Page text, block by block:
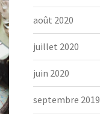
août 2020
juillet 2020
juin 2020
septembre 2019